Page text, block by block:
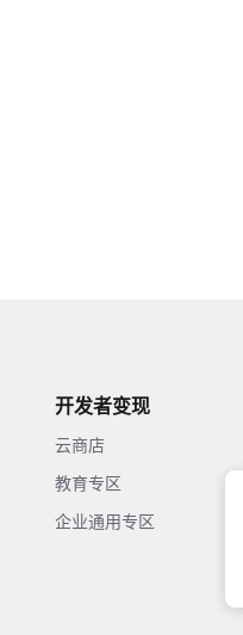
开发者变现
云商店
教育专区
企业通用专区